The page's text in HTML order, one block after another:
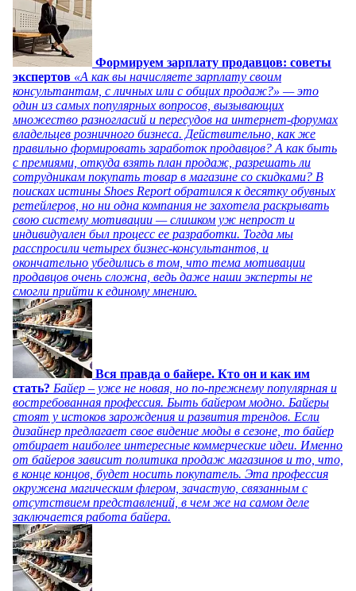
Формируем зарплату продавцов: советы
экспертов «А как вы начисляете зарплату своим
консультантам, с личных или с общих продаж?» — это
один из самых популярных вопросов, вызывающих
множество разногласий и пересудов на интернет-форумах
владельцев розничного бизнеса. Действительно, как же
правильно формировать заработок продавцов? А как быть
с премиями, откуда взять план продаж, разрешать ли
сотрудникам покупать товар в магазине со скидками? В
поисках истины Shoes Report обратился к десятку обувных
ретейлеров, но ни одна компания не захотела раскрывать
свою систему мотивации — слишком уж непрост и
индивидуален был процесс ее разработки. Тогда мы
расспросили четырех бизнес-консультантов, и
окончательно убедились в том, что тема мотивации
продавцов очень сложна, ведь даже наши эксперты не
смогли прийти к единому мнению.
Вся правда о байере. Кто он и как им
стать? Байер – уже не новая, но по-прежнему популярная и
востребованная профессия. Быть байером модно. Байеры
стоят у истоков зарождения и развития трендов. Если
дизайнер предлагает свое видение моды в сезоне, то байер
отбирает наиболее интересные коммерческие идеи. Именно
от байеров зависит политика продаж магазинов и то, что,
в конце концов, будет носить покупатель. Эта профессия
окружена магическим флером, зачастую, связанным с
отсутствием представлений, в чем же на самом деле
заключается работа байера.